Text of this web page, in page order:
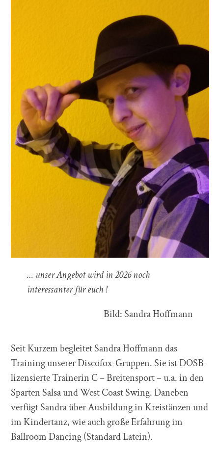
… unser Angebot wird in 2026 noch
interessanter für euch !
Bild: Sandra Hoffmann
Seit Kurzem begleitet Sandra Hoffmann das
Training unserer Discofox-Gruppen. Sie ist DOSB-
lizensierte Trainerin C – Breitensport – u.a. in den
Sparten Salsa und West Coast Swing. Daneben
verfügt Sandra über Ausbildung in Kreistänzen und
im Kindertanz, wie auch große Erfahrung im
Ballroom Dancing (Standard Latein).